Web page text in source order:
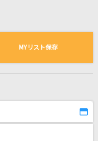
る曲の一覧
MYリスト保存